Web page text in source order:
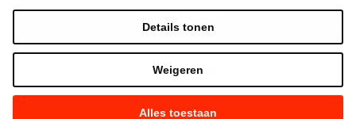
Alles toestaan
Weigeren
Details tonen
Laatste nieuws